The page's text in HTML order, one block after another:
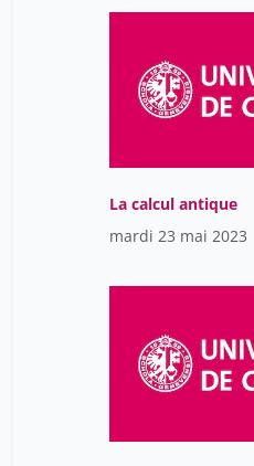
divers domaines (climat,
La calcul antique
mardi 23 mai 2023